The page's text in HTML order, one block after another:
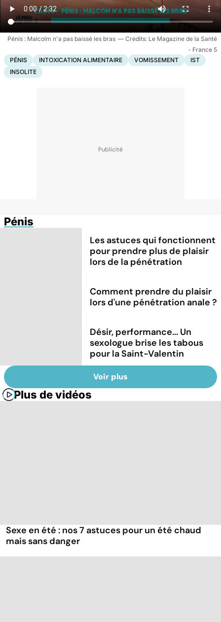
Pénis : Malcolm n'a pas baissé les bras
Le Magazine de la Santé
- France 5
PÉNIS
INTOXICATION ALIMENTAIRE VOMISSEMENT
IST
INSOLITE
Pénis
Les astuces qui fonctionnent
pour prendre plus de plaisir
lors de la pénétration
Comment prendre du plaisir
lors d'une pénétration anale ?
Désir, performance... Un
sexologue brise les tabous
pour la Saint-Valentin
Voir plus
Plus de vidéos
Sexe en été : nos 7 astuces pour un été chaud
mais sans danger